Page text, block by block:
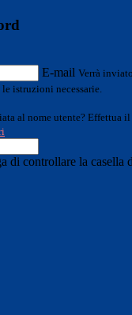
E-mail Verrà
istruzioni necessarie.
al nome utente? Effettua il
di controllare la casella